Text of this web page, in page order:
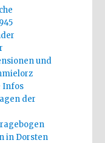
und
Infos
der
in Dorsten